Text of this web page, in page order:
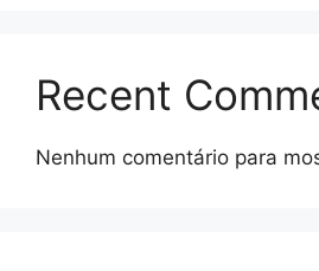
Recent
Nenhum comentário para